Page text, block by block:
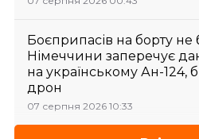
Боєприпасів на борту не
Німеччини заперечує
на українському Ан-124,
дрон
07 серпня 2026 10:33